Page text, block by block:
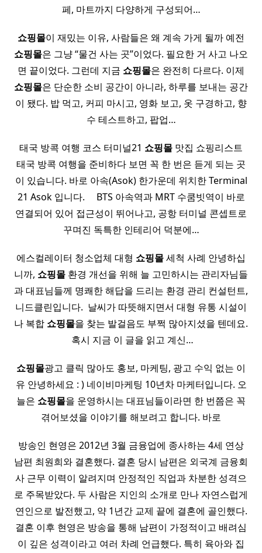
페, 마트까지 다양하게 구성되어…
쇼핑몰이 재밌는 이유, 사람들은 왜 계속 가게 될까 예전
쇼핑몰은 그냥 “물건 사는 곳”이었다. 필요한 거 사고 나오
면 끝이었다. 그런데 지금 쇼핑몰은 완전히 다르다. 이제
쇼핑몰은 단순한 소비 공간이 아니라, 하루를 보내는 공간
이 됐다. 밥 먹고, 커피 마시고, 영화 보고, 옷 구경하고, 향
수 테스트하고, 팝업…
태국 방콕 여행 코스 터미널21 쇼핑몰 맛집 쇼핑리스트
태국 방콕 여행을 준비하다 보면 꼭 한 번은 듣게 되는 곳
이 있습니다. 바로 아속(Asok) 한가운데 위치한 Terminal
21 Asok 입니다. ​ ​ ​ ​ BTS 아속역과 MRT 수쿰빗역이 바로
연결되어 있어 접근성이 뛰어나고, 공항 터미널 콘셉트로
꾸며진 독특한 인테리어 덕분에…
에스컬레이터 청소업체 대형 쇼핑몰세척 사례 안녕하십
니까, 쇼핑몰 환경 개선을 위해 늘 고민하시는 관리자님들
과 대표님들께 명쾌한 해답을 드리는 환경 관리 컨설턴트,
니드클린입니다. ​ 날씨가 따뜻해지면서 대형 유통 시설이
나 복합 쇼핑몰을 찾는 발걸음도 부쩍 많아지셨을 텐데요.
​ 혹시 지금 이 글을 읽고 계신…
쇼핑몰광고 클릭 많아도 홍보, 마케팅, 광고 수익 없는 이
유 안녕하세요 : ) 네이비마케팅 10년차 마케터입니다. 오
늘은 쇼핑몰을 운영하시는 대표님들이라면 한 번쯤은 꼭
겪어보셨을 이야기를 해보려고 합니다. 바로
방송인 현영은 2012년 3월 금융업에 종사하는 4세 연상
남편 최원희와 결혼했다. 결혼 당시 남편은 외국계 금융회
사 근무 이력이 알려지며 안정적인 직업과 차분한 성격으
로 주목받았다. 두 사람은 지인의 소개로 만나 자연스럽게
연인으로 발전했고, 약 1년간 교제 끝에 결혼에 골인했다.
결혼 이후 현영은 방송을 통해 남편이 가정적이고 배려심
이 깊은 성격이라고 여러 차례 언급했다. 특히 육아와 집